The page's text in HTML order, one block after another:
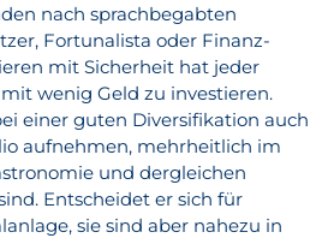
nach sprachbegabten
Fortunalista oder Finanz-
mit Sicherheit hat jeder
wenig Geld zu investieren.
einer guten Diversifikation auch
aufnehmen, mehrheitlich im
und dergleichen
Entscheidet er sich für
sie sind aber nahezu in